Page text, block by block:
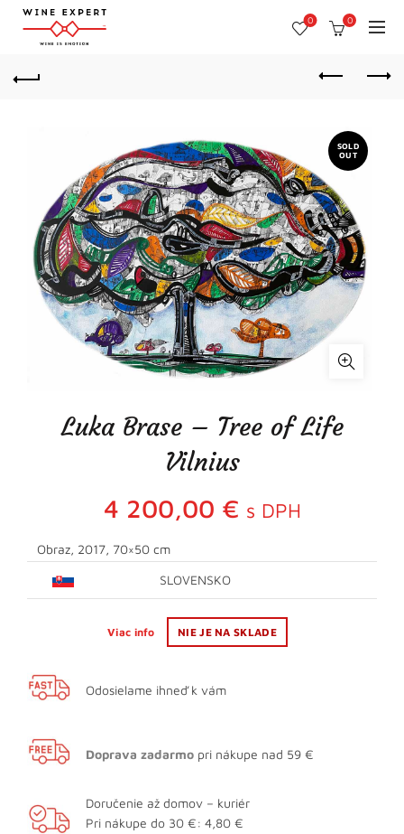
0 0
SOLD
OUT
Luka Brase – Tree of Life
Vilnius
4 200,00 € s DPH
Obraz, 2017, 70×50 cm
SLOVENSKO
Viac info NIE JE NA SKLADE
Odosielame ihneď k vám
Doprava zadarmo pri nákupe nad 59 €
Doručenie až domov – kuriér
Pri nákupe do 30 €: 4,80 €